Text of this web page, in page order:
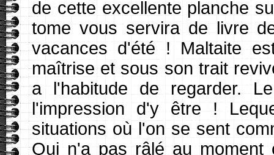
de cette excellente planche
tome vous servira de livre
vacances d'été ! Maltaite
maîtrise et sous son trait
a l'habitude de regarder.
l'impression d'y être !
situations où l'on se sent
Qui n'a pas râlé au moment